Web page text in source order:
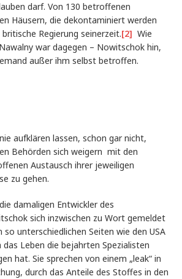
darf. Von 130 betroffenen
Häusern, die dekontaminiert werden
Regierung seinerzeit.[2] Wie
war dagegen – Nowitschok hin,
außer ihm selbst betroffen.
aufklären lassen, schon gar nicht,
Behörden sich weigern mit den
Austausch ihrer jeweiligen
zu gehen.
damaligen Entwickler des
sich inzwischen zu Wort gemeldet
so unterschiedlichen Seiten wie den USA
das Leben die bejahrten Spezialisten
hat. Sie sprechen von einem „leak“ in
durch das Anteile des Stoffes in den